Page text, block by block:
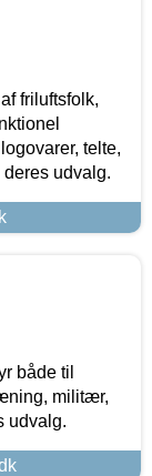
friluftsfolk,
telte,
udvalg.
både til
militær,
udvalg.